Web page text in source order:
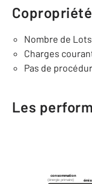
Copropriété
Nombre de
Charges
Pas de
Les
consommation
(énergie primaire)